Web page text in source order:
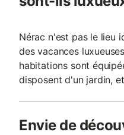
Nérac n'est pas le lieu
des vacances
habitations sont
disposent d'un jardin,
Envie de